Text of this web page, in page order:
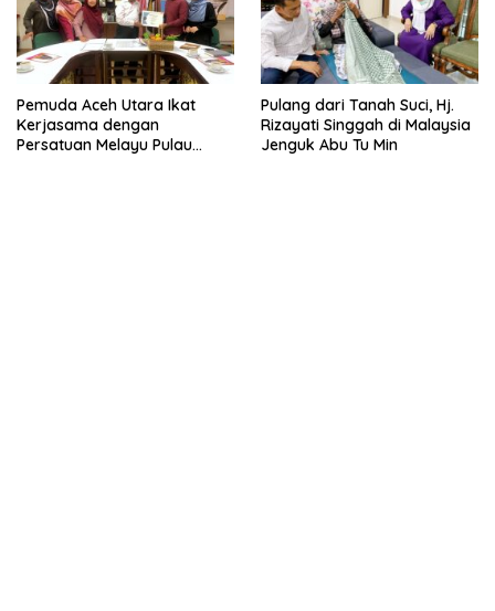
Pemuda Aceh Utara Ikat
Kerjasama dengan
Persatuan Melayu Pulau
Pulang dari Tanah Suci, Hj.
Rizayati Singgah di Malaysia
Jenguk Abu Tu Min